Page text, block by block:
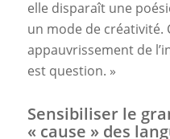
elle disparaît une
un mode de créativité.
appauvrissement de
est question. »
Sensibiliser le
« cause » des